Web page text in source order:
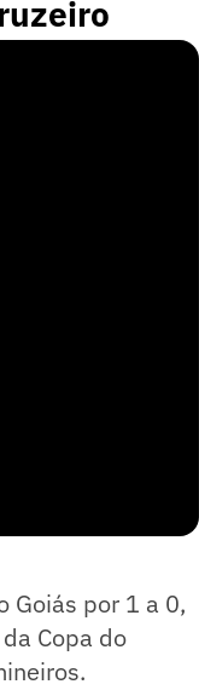
Goiás por 1 a 0,
Copa do